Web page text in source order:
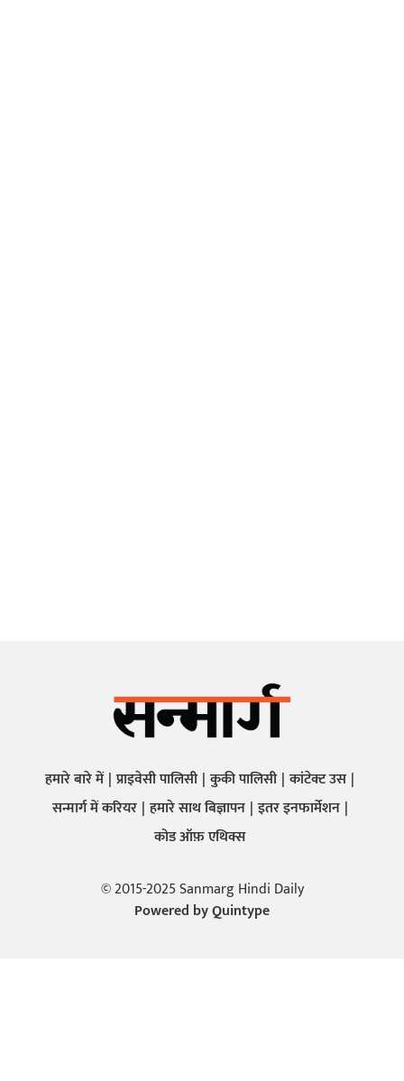
हमारे बारे में प्राइवेसी पालिसी कुकी पालिसी कांटेक्ट उस
सन्मार्ग में करियर हमारे साथ बिज्ञापन इतर इनफार्मेशन
कोड ऑफ़ एथिक्स
© 2015-2025 Sanmarg Hindi Daily
Powered byQuintype